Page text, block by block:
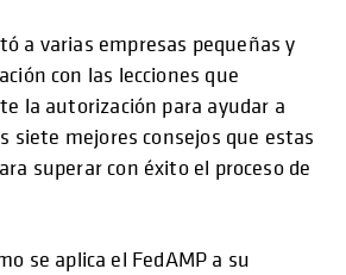
a varias empresas pequeñas y
con las lecciones que
la autorización para ayudar a
siete mejores consejos que estas
superar con éxito el proceso de
se aplica el FedAMP a su